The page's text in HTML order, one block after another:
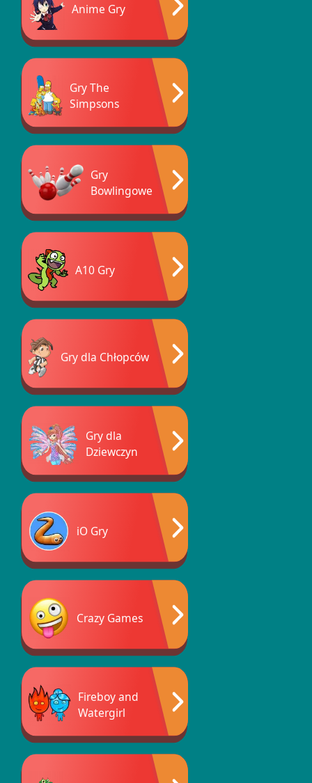
Anime Gry
Gry The
Simpsons
Gry
Bowlingowe
A10 Gry
Gry dla Chłopców
Gry dla
Dziewczyn
iO Gry
Crazy Games
Fireboy and
Watergirl